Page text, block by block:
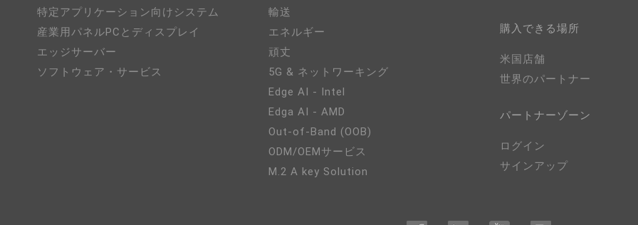
特定アプリケーション向けシステム
産業用パネルPCとディスプレイ
エッジサーバー
ソフトウェア・サービス
輸送
エネルギー
頑丈
5G & ネットワーキング
Edge AI - Intel
Edga AI - AMD
Out-of-Band (OOB)
ODM/OEMサービス
M.2 A key Solution
購入できる場所
米国店舗
世界のパートナー
パートナーゾーン
ログイン
サインアップ